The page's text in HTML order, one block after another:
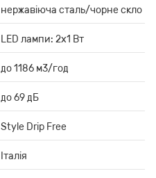
нержавіюча сталь/чорне скло
LED лампи: 2х1 Вт
до 1186 м3/год
до 69 дБ
Style Drip Free
Італія